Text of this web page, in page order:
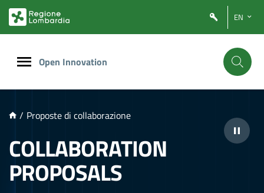
PRINCIPALE
EN
Open Innovation
/ Proposte di collaborazione
COLLABORATION
PROPOSALS